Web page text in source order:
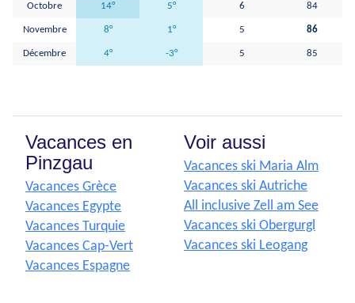
Octobre 14° 5° 6 84
Novembre 8° 1° 5 86
Décembre 4° -3° 5 85
Vacances en
Pinzgau
Vacances Grèce
Vacances Egypte
Vacances Turquie
Vacances Cap-Vert
Vacances Espagne
Voir aussi
Vacances ski Maria Alm
Vacances ski Autriche
All inclusive Zell am See
Vacances ski Obergurgl
Vacances ski Leogang